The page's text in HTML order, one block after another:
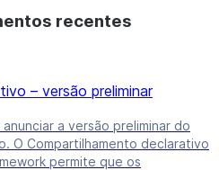
recentes
– versão preliminar
a versão preliminar do
O Compartilhamento declarativo
permite que os